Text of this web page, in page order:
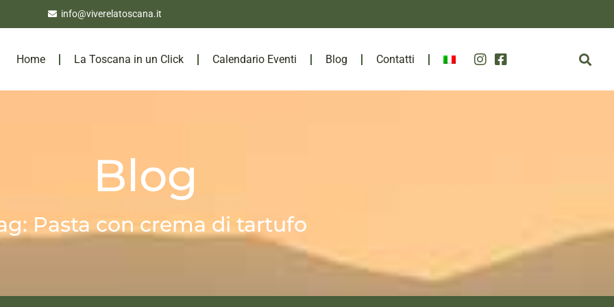
info@viverelatoscana.it
Home La Toscana in un Click Calendario Eventi Blog Contatti
Blog
Pasta con crema di tartufo